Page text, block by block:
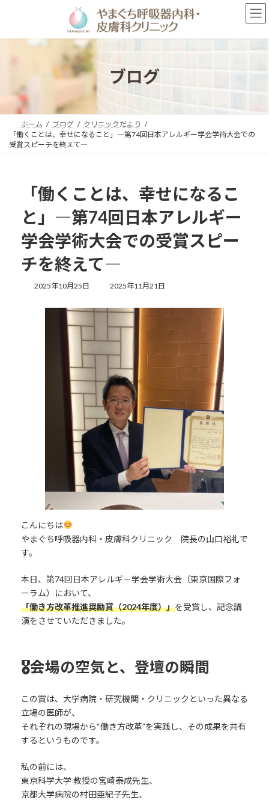
ン
プ
ー
動
ブログ
ホーム ブログ
クリニックだより
「働くことは、幸せになること」―第74回日本アレルギー学会学術大会での
受賞スピーチを終えて―
「働くことは、幸せになるこ
と」―第74回日本アレルギー
学会学術大会での受賞スピー
チを終えて―
2025年10月25日
最
更
日
時
2025年11月21日
こんにちは
やまぐち呼吸器内科・皮膚科クリニック 院長の山口裕礼で
す。
本日、第74回日本アレルギー学会学術大会（東京国際フォ
ーラム）において、
「働き方改革推進奨励賞（2024年度）」を受賞し、記念講
演をさせていただきました。
🎖会場の空気と、登壇の瞬間
この賞は、大学病院・研究機関・クリニックといった異なる
立場の医師が、
それぞれの現場から“働き方改革”を実践し、その成果を共有
するというものです。
私の前には、
東京科学大学 教授の宮崎泰成先生、
京都大学病院の村田亜紀子先生、